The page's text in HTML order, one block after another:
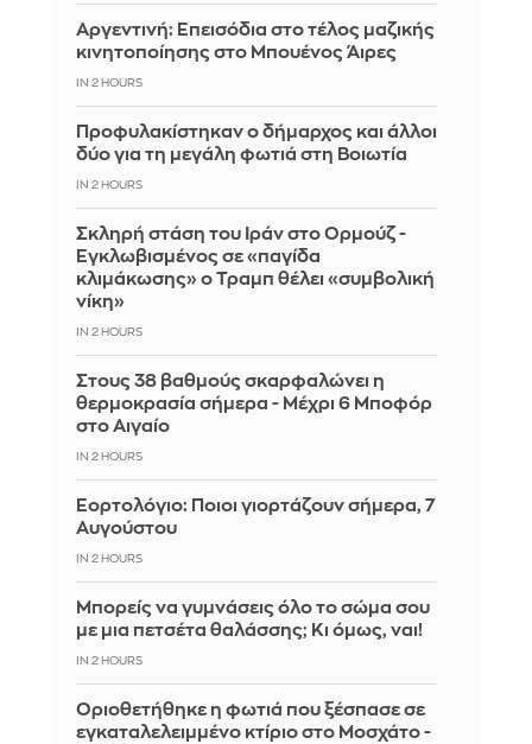
Αργεντινή: Επεισόδια στο τέλος μαζικής
κινητοποίησης στο Μπουένος Άιρες
IN 2 HOURS
Προφυλακίστηκαν ο δήμαρχος και άλλοι
δύο για τη μεγάλη φωτιά στη Βοιωτία
IN 2 HOURS
Σκληρή στάση του Ιράν στο Ορμούζ -
Εγκλωβισμένος σε «παγίδα
κλιμάκωσης» ο Τραμπ θέλει «συμβολική
νίκη»
IN 2 HOURS
Στους 38 βαθμούς σκαρφαλώνει η
θερμοκρασία σήμερα - Μέχρι 6 Μποφόρ
στο Αιγαίο
IN 2 HOURS
Εορτολόγιο: Ποιοι γιορτάζουν σήμερα, 7
Αυγούστου
IN 2 HOURS
Μπορείς να γυμνάσεις όλο το σώμα σου
με μια πετσέτα θαλάσσης; Κι όμως, ναι!
IN 2 HOURS
Οριοθετήθηκε η φωτιά που ξέσπασε σε
εγκαταλελειμμένο κτίριο στο Μοσχάτο -